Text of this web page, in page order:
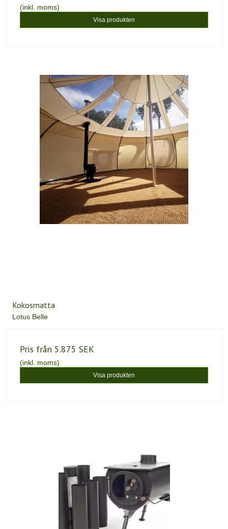
(inkl. moms)
Visa produkten
Kokosmatta
Lotus Belle
Pris från 5.875 SEK
(inkl. moms)
Visa produkten